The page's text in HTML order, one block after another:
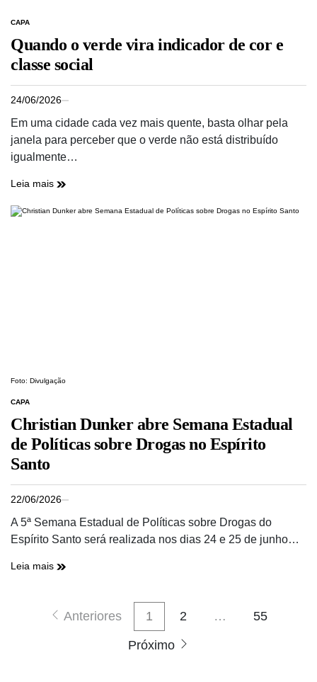
CAPA
Quando o verde vira indicador de cor e
classe social
24/06/2026
Em uma cidade cada vez mais quente, basta olhar pela
janela para perceber que o verde não está distribuído
igualmente…
Leia mais
Foto: Divulgação
CAPA
Christian Dunker abre Semana Estadual
de Políticas sobre Drogas no Espírito
Santo
22/06/2026
A 5ª Semana Estadual de Políticas sobre Drogas do
Espírito Santo será realizada nos dias 24 e 25 de junho…
Leia mais
Anteriores 1 2 … 55
Próximo